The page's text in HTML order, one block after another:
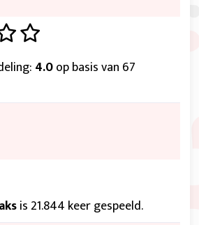
4.0op basis van 67
is 21.844 keer gespeeld.